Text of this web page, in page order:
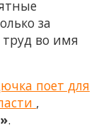
за
во имя
поет для
,
.